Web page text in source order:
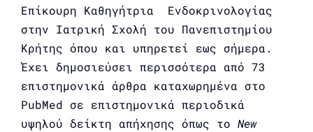
Επίκουρη Καθηγήτρια Ενδοκρινολογίας
στην Ιατρική Σχολή του Πανεπιστημίου
Κρήτης όπου και υπηρετεί εως σήμερα.
Έχει δημοσιεύσει περισσότερα από 73
επιστημονικά άρθρα καταχωρημένα στο
PubMed σε επιστημονικά περιοδικά
υψηλού δείκτη απήχησης όπως το New